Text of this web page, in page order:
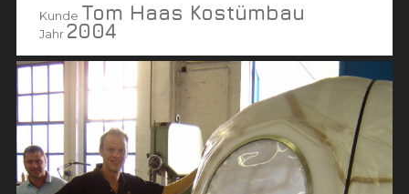
Kunde Tom Haas Kostümbau
Jahr 2004